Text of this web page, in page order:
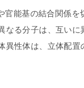
官能基の結合関係
る分子は、互いに
性体は、立体配置